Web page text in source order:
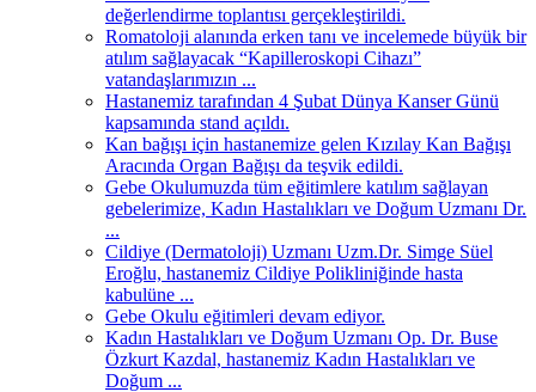
değerlendirme toplantısı gerçekleştirildi.
Romatoloji alanında erken tanı ve incelemede büyük bir
atılım sağlayacak “Kapilleroskopi Cihazı”
vatandaşlarımızın ...
Hastanemiz tarafından 4 Şubat Dünya Kanser Günü
kapsamında stand açıldı.
Kan bağışı için hastanemize gelen Kızılay Kan Bağışı
Aracında Organ Bağışı da teşvik edildi.
Gebe Okulumuzda tüm eğitimlere katılım sağlayan
gebelerimize, Kadın Hastalıkları ve Doğum Uzmanı Dr.
...
Cildiye (Dermatoloji) Uzmanı Uzm.Dr. Simge Süel
Eroğlu, hastanemiz Cildiye Polikliniğinde hasta
kabulüne ...
Gebe Okulu eğitimleri devam ediyor.
Kadın Hastalıkları ve Doğum Uzmanı Op. Dr. Buse
Özkurt Kazdal, hastanemiz Kadın Hastalıkları ve
Doğum ...